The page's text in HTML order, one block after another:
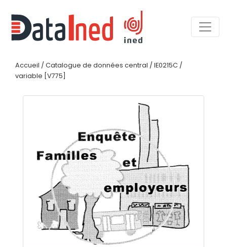
Accueil / Catalogue de données central / IE0215C /
variable [V775]